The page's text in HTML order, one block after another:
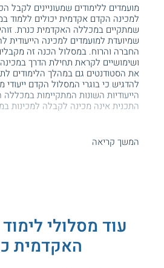
מועמדים ללימודים שמעוניינים
למכינה הקדם אקדמית יכולים ללמוד
שמתקיים במכללה האקדמית כנרת.
שמיועדת למועמדים למכינה הייעודית
החברה והרוח. במסלול הכנה זה
ושימושיים לקראת תחילת הדרך
את הסטודנטים גם במהלך הלימודים
להדגיש כי בוגרי המסלול הקדם ייעודי
הייעודיות השונות המתקיימות
התכנית אינה מכינה לקבלה למכינות
המועמדים באנגלית, במתמטיקה
הנרכשים בתכנית ההכנה יכולים
לקראת המשך הלימודיםבמכינהולגבש
יעילים ומותאמים לצורכיהם.
המשך קריאה
עוד מסלולי
האקדמית